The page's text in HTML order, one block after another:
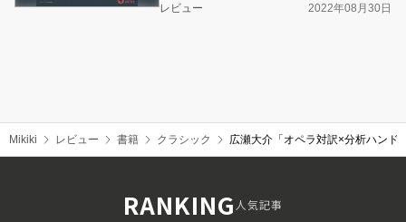
レビュー 2022年08月30日
Mikiki レビュー 書籍 クラシック 広瀬大介「オペラ対訳×分析ハン
RANKING人気記事